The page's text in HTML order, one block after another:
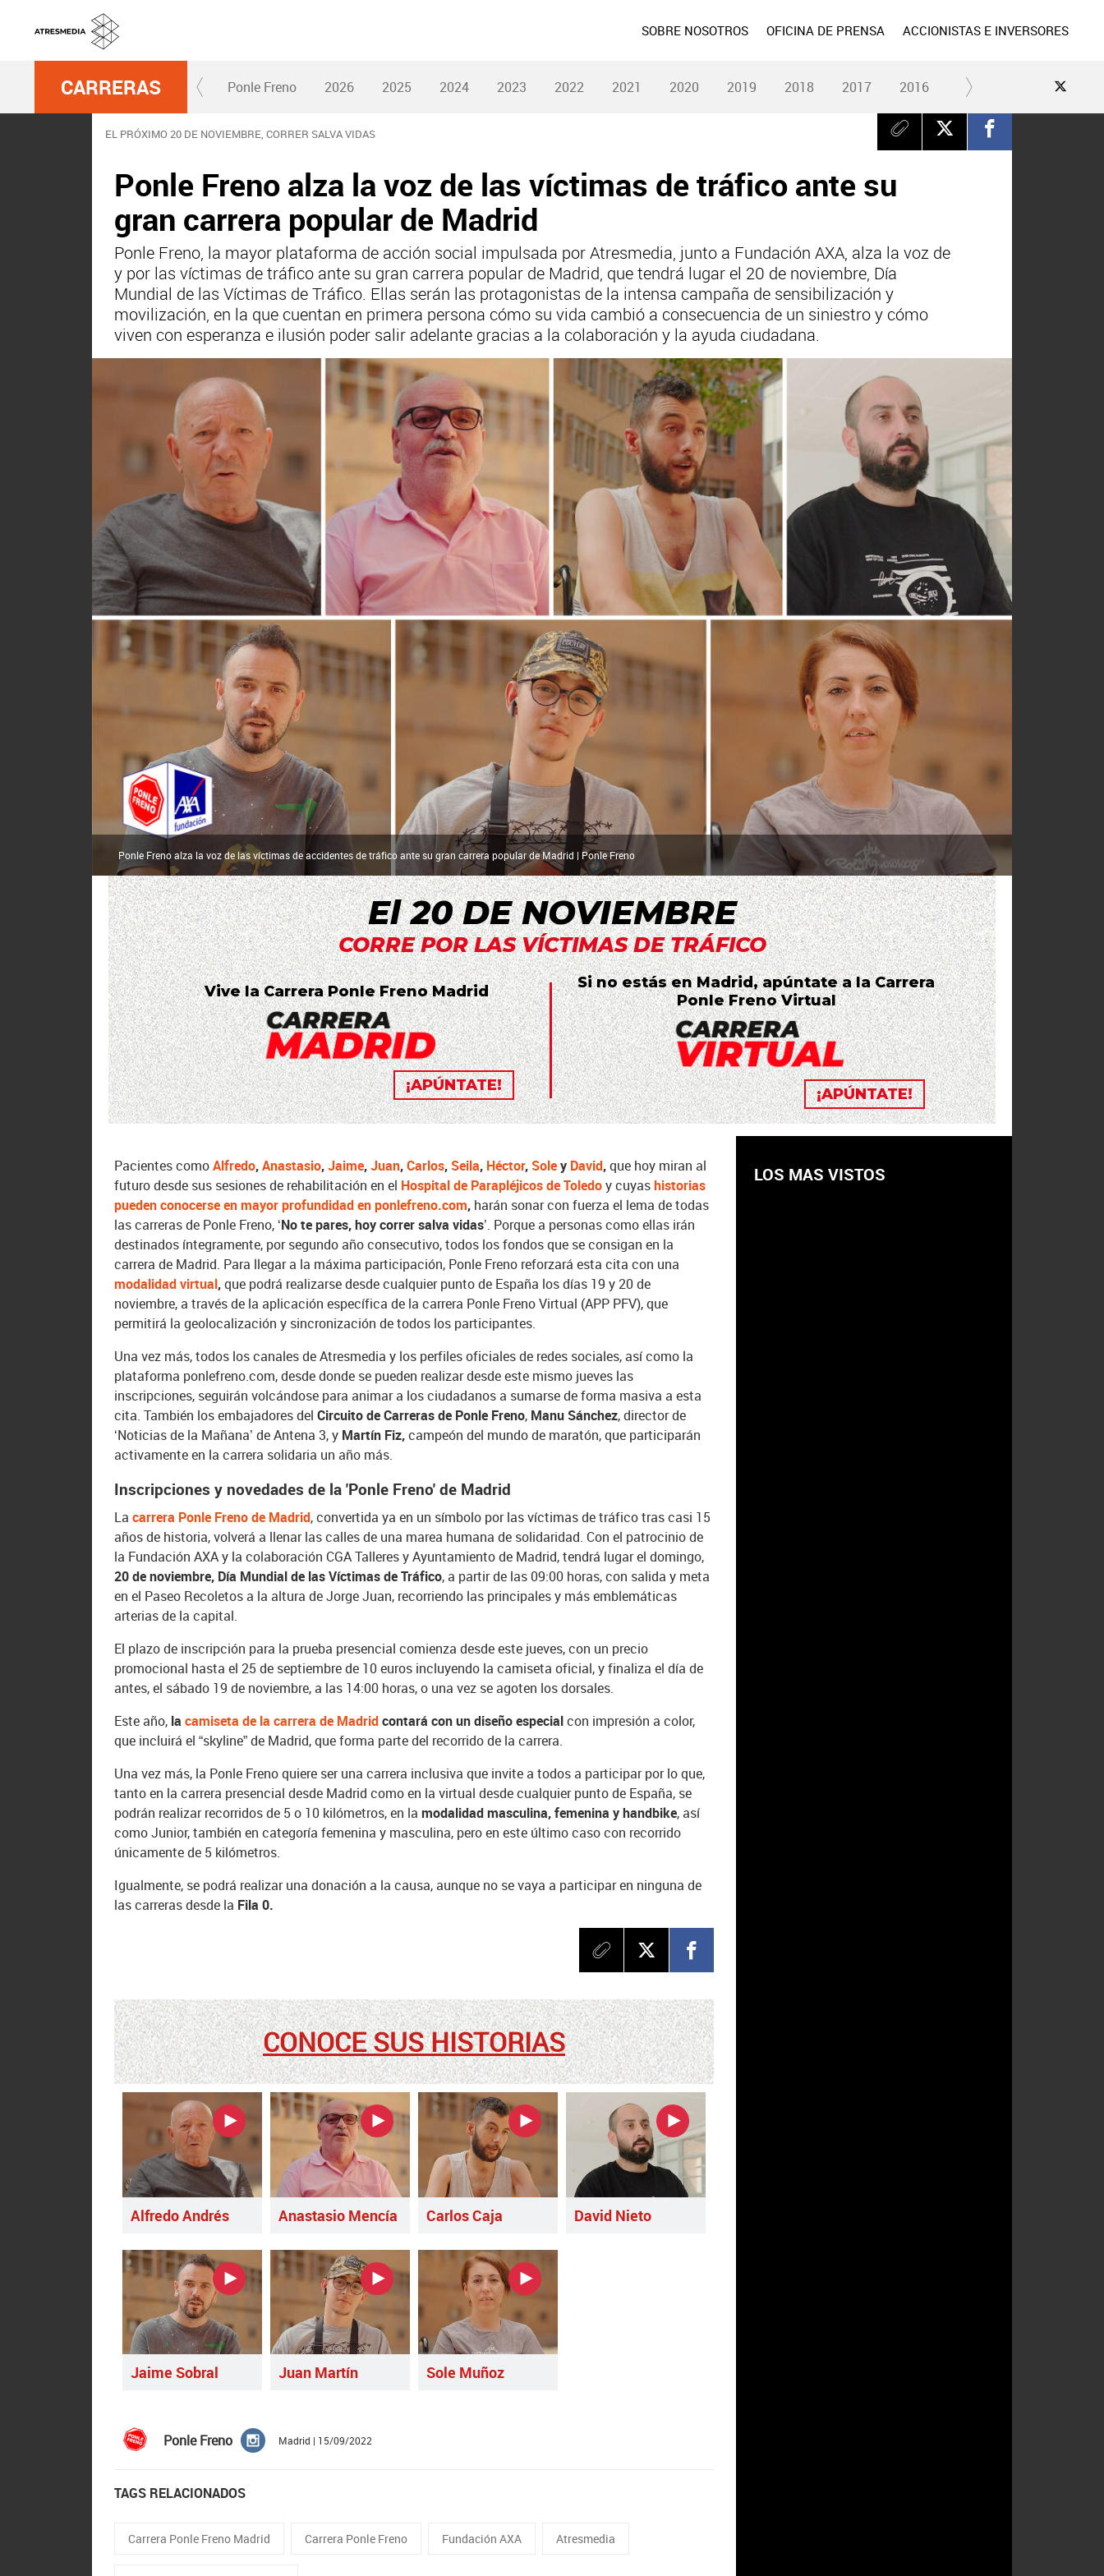
SOBRE NOSOTROS OFICINA DE PRENSA ACCIONISTAS E INVERSORES
CARRERAS Ponle Freno 2026 2025 2024 2023 2022 2021 2020 2019 2018 2017 2016 2015
EL PRÓXIMO 20 DE NOVIEMBRE, CORRER SALVA VIDAS
Ponle Freno alza la voz de las víctimas de tráfico ante su
gran carrera popular de Madrid
Ponle Freno, la mayor plataforma de acción social impulsada por Atresmedia, junto a Fundación AXA, alza la voz de
y por las víctimas de tráfico ante su gran carrera popular de Madrid, que tendrá lugar el 20 de noviembre, Día
Mundial de las Víctimas de Tráfico. Ellas serán las protagonistas de la intensa campaña de sensibilización y
movilización, en la que cuentan en primera persona cómo su vida cambió a consecuencia de un siniestro y cómo
viven con esperanza e ilusión poder salir adelante gracias a la colaboración y la ayuda ciudadana.
Ponle Freno alza la voz de las víctimas de accidentes de tráfico ante su gran carrera popular de Madrid | Ponle Freno
El 20 DE NOVIEMBRE
CORRE POR LAS VÍCTIMAS DE TRÁFICO
Vive la Carrera Ponle Freno Madrid
¡APÚNTATE!
Si no estás en Madrid, apúntate a la Carrera
Ponle Freno Virtual
¡APÚNTATE!
Pacientes comoAlfredo,Anastasio,Jaime,Juan,Carlos, Seila, Héctor, Soley David,que hoy miran al
futuro desde sus sesiones de rehabilitación en el Hospital de Parapléjicos de Toledoy cuyashistorias
pueden conocerse en mayor profundidad en ponlefreno.com, harán sonar con fuerza el lema de todas
las carreras de Ponle Freno, ‘No te pares, hoy correr salva vidas’. Porque a personas como ellas irán
destinados íntegramente, por segundo año consecutivo, todos los fondos que se consigan en la
carrera de Madrid. Para llegar a la máxima participación, Ponle Freno reforzará esta cita con una
modalidad virtual,que podrá realizarse desde cualquier punto de España los días 19 y 20 de
noviembre, a través de la aplicación específica de la carrera Ponle Freno Virtual (APP PFV), que
permitirá la geolocalización y sincronización de todos los participantes.
Una vez más, todos los canales de Atresmedia y los perfiles oficiales de redes sociales, así como la
plataforma ponlefreno.com, desde donde se pueden realizar desde este mismo jueves las
inscripciones, seguirán volcándose para animar a los ciudadanos a sumarse de forma masiva a esta
cita. También los embajadores del Circuito de Carreras de Ponle Freno, Manu Sánchez, director de
‘Noticias de la Mañana’ de Antena 3, y Martín Fiz,campeón del mundo de maratón, que participarán
activamente en la carrera solidaria un año más.
Inscripciones y novedades de la 'Ponle Freno' de Madrid
Lacarrera Ponle Freno de Madrid, convertida ya en un símbolo por las víctimas de tráfico tras casi 15
años de historia, volverá a llenar las calles de una marea humana de solidaridad. Con el patrocinio de
la Fundación AXA y la colaboración CGA Talleres y Ayuntamiento de Madrid, tendrá lugar el domingo,
20 de noviembre, Día Mundial de las Víctimas de Tráfico, a partir de las 09:00 horas, con salida y meta
en el Paseo Recoletos a la altura de Jorge Juan, recorriendo las principales y más emblemáticas
arterias de la capital.
El plazo de inscripción para la prueba presencial comienza desde este jueves, con un precio
promocional hasta el 25 de septiembre de 10 euros incluyendo la camiseta oficial, y finaliza el día de
antes, el sábado 19 de noviembre, a las 14:00 horas, o una vez se agoten los dorsales.
Este año, la camiseta de la carrera de Madridcontará con un diseño especialcon impresión a color,
que incluirá el “skyline” de Madrid, que forma parte del recorrido de la carrera.
Una vez más, la Ponle Freno quiere ser una carrera inclusiva que invite a todos a participar por lo que,
tanto en la carrera presencial desde Madrid como en la virtual desde cualquier punto de España, se
podrán realizar recorridos de 5 o 10 kilómetros, en la modalidad masculina, femenina y handbike, así
como Junior, también en categoría femenina y masculina, pero en este último caso con recorrido
únicamente de 5 kilómetros.
Igualmente, se podrá realizar una donación a la causa, aunque no se vaya a participar en ninguna de
las carreras desde la Fila 0.
CONOCE SUS HISTORIAS
Alfredo Andrés Anastasio Mencía Carlos Caja David Nieto
Jaime Sobral Juan Martín Sole Muñoz
Ponle Freno Madrid | 15/09/2022
TAGS RELACIONADOS
Carrera Ponle Freno Madrid Carrera Ponle Freno Fundación AXA Atresmedia
LOS MAS VISTOS